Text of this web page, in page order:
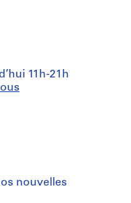
11h-21h
nouvelles